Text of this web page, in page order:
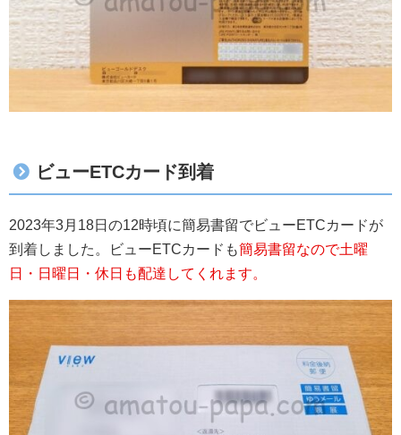
ビューETCカード到着
2023年3月18日の12時頃に簡易書留でビューETCカードが
到着しました。ビューETCカードも簡易書留なので土曜
日・日曜日・休日も配達してくれます。